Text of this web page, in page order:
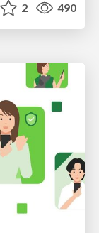
2 490